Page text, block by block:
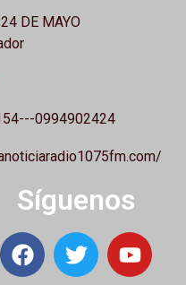
DE MAYO
0994902424
Síguenos